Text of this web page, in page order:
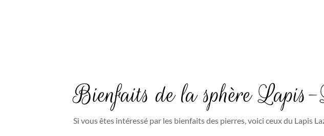
Bienfaits de la sphère
Si vous êtes intéressé par les bienfaits des pierres, voici ceux du Lapis